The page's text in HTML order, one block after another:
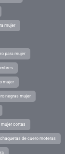
mujer
para mujer
mujer
negras mujer
cortas
chaquetas de cuero moteras